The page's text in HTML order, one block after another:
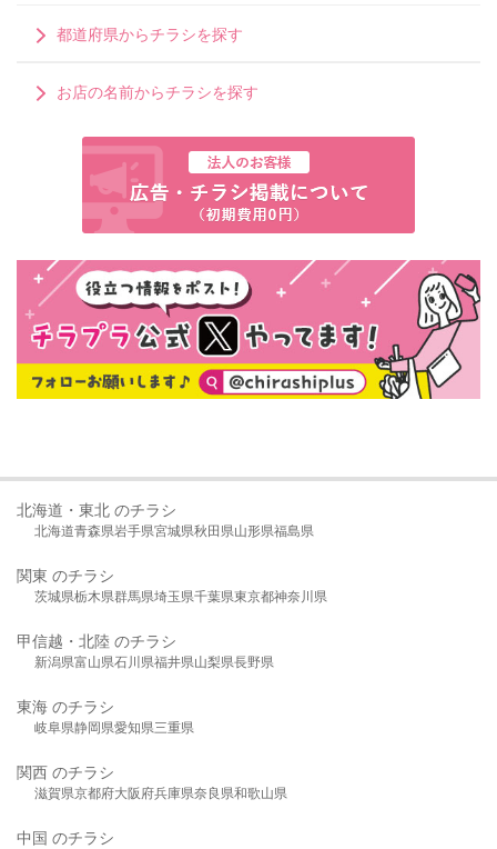
都道府県からチラシを探す
お店の名前からチラシを探す
北海道・東北 のチラシ
北海道青森県岩手県宮城県秋田県山形県福島県
関東 のチラシ
茨城県栃木県群馬県埼玉県千葉県東京都神奈川県
甲信越・北陸 のチラシ
新潟県富山県石川県福井県山梨県長野県
東海 のチラシ
岐阜県静岡県愛知県三重県
関西 のチラシ
滋賀県京都府大阪府兵庫県奈良県和歌山県
中国 のチラシ